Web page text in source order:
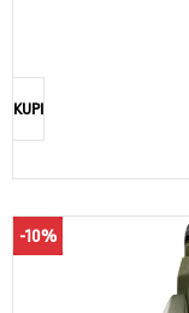
KUPI
-10%